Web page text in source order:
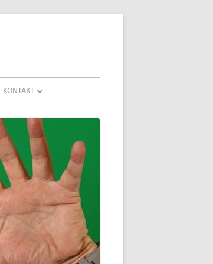
KONTAKT
DOWNLOADS
FAQ
DATENSCHUTZ
IMPRESSUM